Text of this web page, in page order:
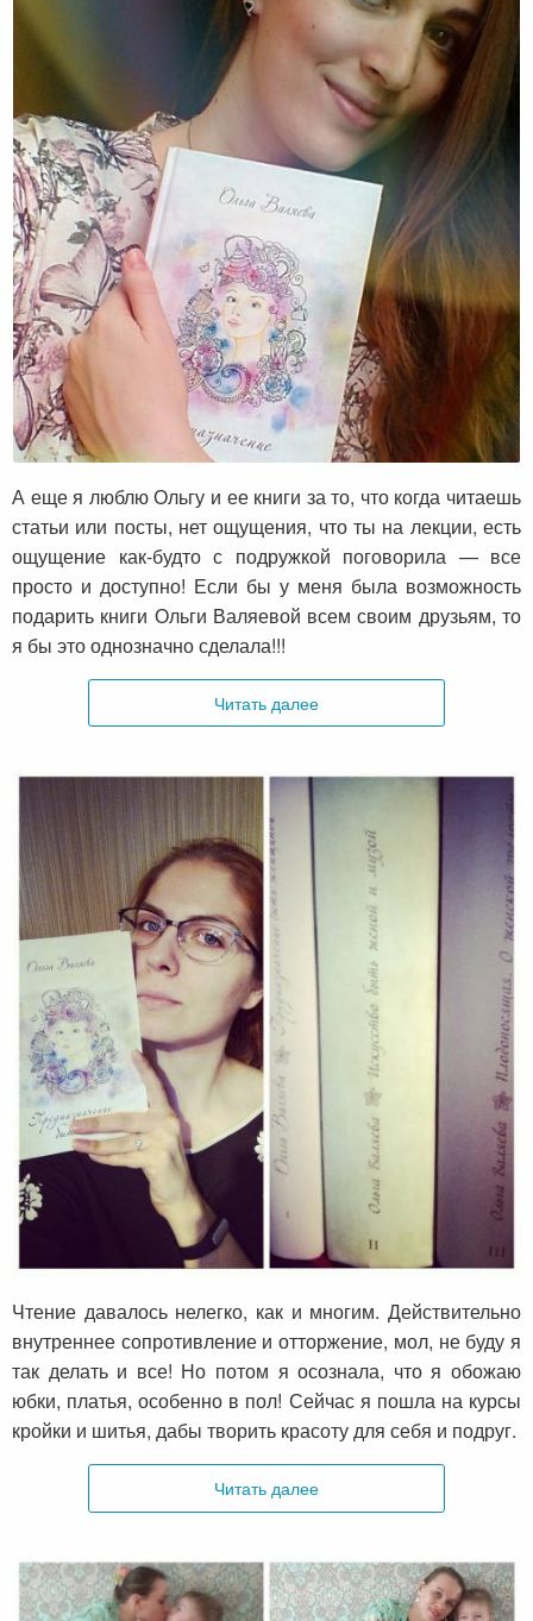
Наталья о книгах и волшебнице Ольге
Валяевой
А еще я люблю Ольгу и ее книги за то, что когда читаешь
статьи или посты, нет ощущения, что ты на лекции, есть
ощущение как-будто с подружкой поговорила — все
просто и доступно! Если бы у меня была возможность
подарить книги Ольги Валяевой всем своим друзьям, то
я бы это однозначно сделала!!!
Читать далее
Мария о книгах Ольги и изменениях в жизни
Чтение давалось нелегко, как и многим. Действительно
внутреннее сопротивление и отторжение, мол, не буду я
так делать и все! Но потом я осознала, что я обожаю
юбки, платья, особенно в пол! Сейчас я пошла на курсы
кройки и шитья, дабы творить красоту для себя и подруг.
Читать далее